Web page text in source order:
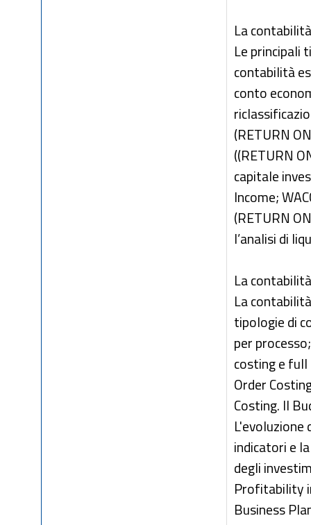
La
Le principali
contabilità
conto
(RETURN
((RETURN
capitale
Income;
(RETURN
l’analisi di
La
La
tipologie di
per
costing e full
Order
Costing. Il
indicatori e
degli
Profitability
Business